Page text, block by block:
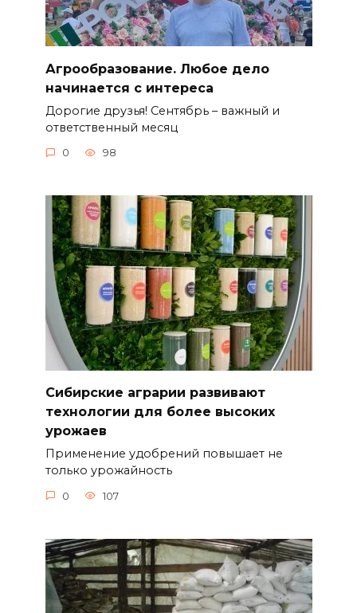
Агрообразование. Любое дело
начинается с интереса
Дорогие друзья! Сентябрь – важный и
ответственный месяц
0 98
Сибирские аграрии развивают
технологии для более высоких
урожаев
Применение удобрений повышает не
только урожайность
0 107